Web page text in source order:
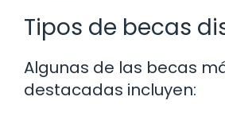
Tipos de becas
Algunas de las becas
destacadas incluyen: